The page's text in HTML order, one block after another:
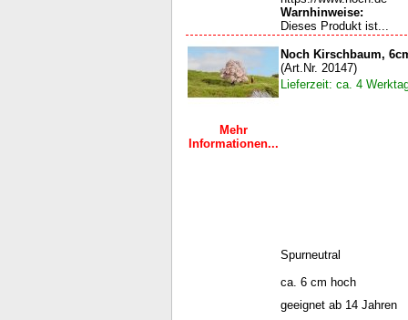
Warnhinweise:
Dieses Produkt ist...
Mehr
Informationen...
Noch Kirschbaum,
(Art.Nr. 20147)
Lieferzeit: ca. 4
Spurneutral
ca. 6 cm hoch
geeignet ab 14 Jahren